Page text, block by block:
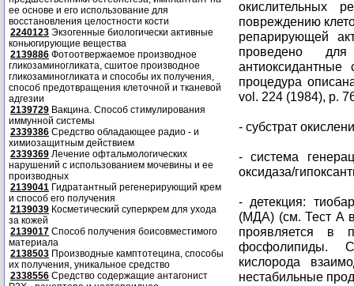
ее основе и его использование для
восстановления целостности кости
2240123 Экзогенные биологически активные
коньюгирующие вещества
2139886 Фотоотвержаемое производное
гликозаминогликата, сшитое производное
гликозаминогликата и способы их получения,
способ предотвращения клеточной и тканевой
адгезии
2139729 Вакцина. Способ стимулирования
иммунной системы
2339386 Средство обладающее радио - и
химиозащитным действием
2339369 Лечение офтальмологических
нарушений с использованием мочевины и ее
производных
2139041 Гидратантный регенерирующий крем
и способ его получения
2139039 Косметический суперкрем для ухода
за кожей
2139017 Способ получения боисовместимого
материала
2138503 Производные камптотецина, способы
их получения, уникальное средство
2338556 Средство содержащие антагонист
окислительных
повреждению
репарирующей
проведено
антиоксидантные
процедура
vol. 224 (1984), p.
- субстрат
- система
оксидаза/
- детекция:
(МДА) (см. Тест А в
проявляется в
фосфолипиды.
кислорода
нестабильные